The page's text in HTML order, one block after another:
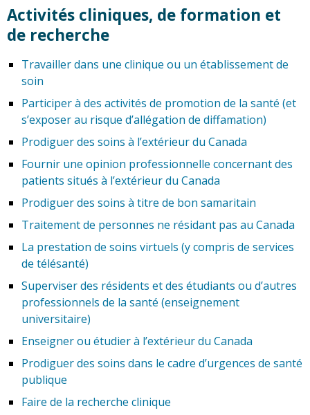
Activités cliniques, de formation et
de recherche
Travailler dans une clinique ou un établissement de
soin
Participer à des activités de promotion de la santé (et
s’exposer au risque d’allégation de diffamation)
Prodiguer des soins à l’extérieur du Canada
Fournir une opinion professionnelle concernant des
patients situés à l’extérieur du Canada
Prodiguer des soins à titre de bon samaritain
Traitement de personnes ne résidant pas au Canada
La prestation de soins virtuels (y compris de services
de télésanté)
Superviser des résidents et des étudiants ou d’autres
professionnels de la santé (enseignement
universitaire)
Enseigner ou étudier à l’extérieur du Canada
Prodiguer des soins dans le cadre d’urgences de santé
publique
Faire de la recherche clinique